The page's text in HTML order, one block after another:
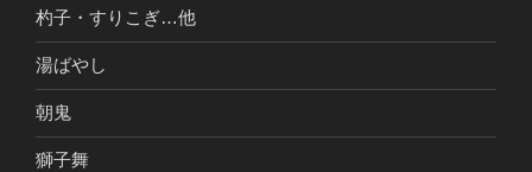
杓子・すりこぎ…他
湯ばやし
朝鬼
獅子舞